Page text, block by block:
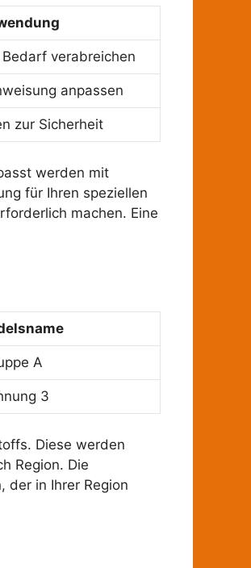
verabreichen
anpassen
zur Sicherheit
werden mit
für Ihren speziellen
machen. Eine
A
3
Diese werden
Region. Die
der in Ihrer Region